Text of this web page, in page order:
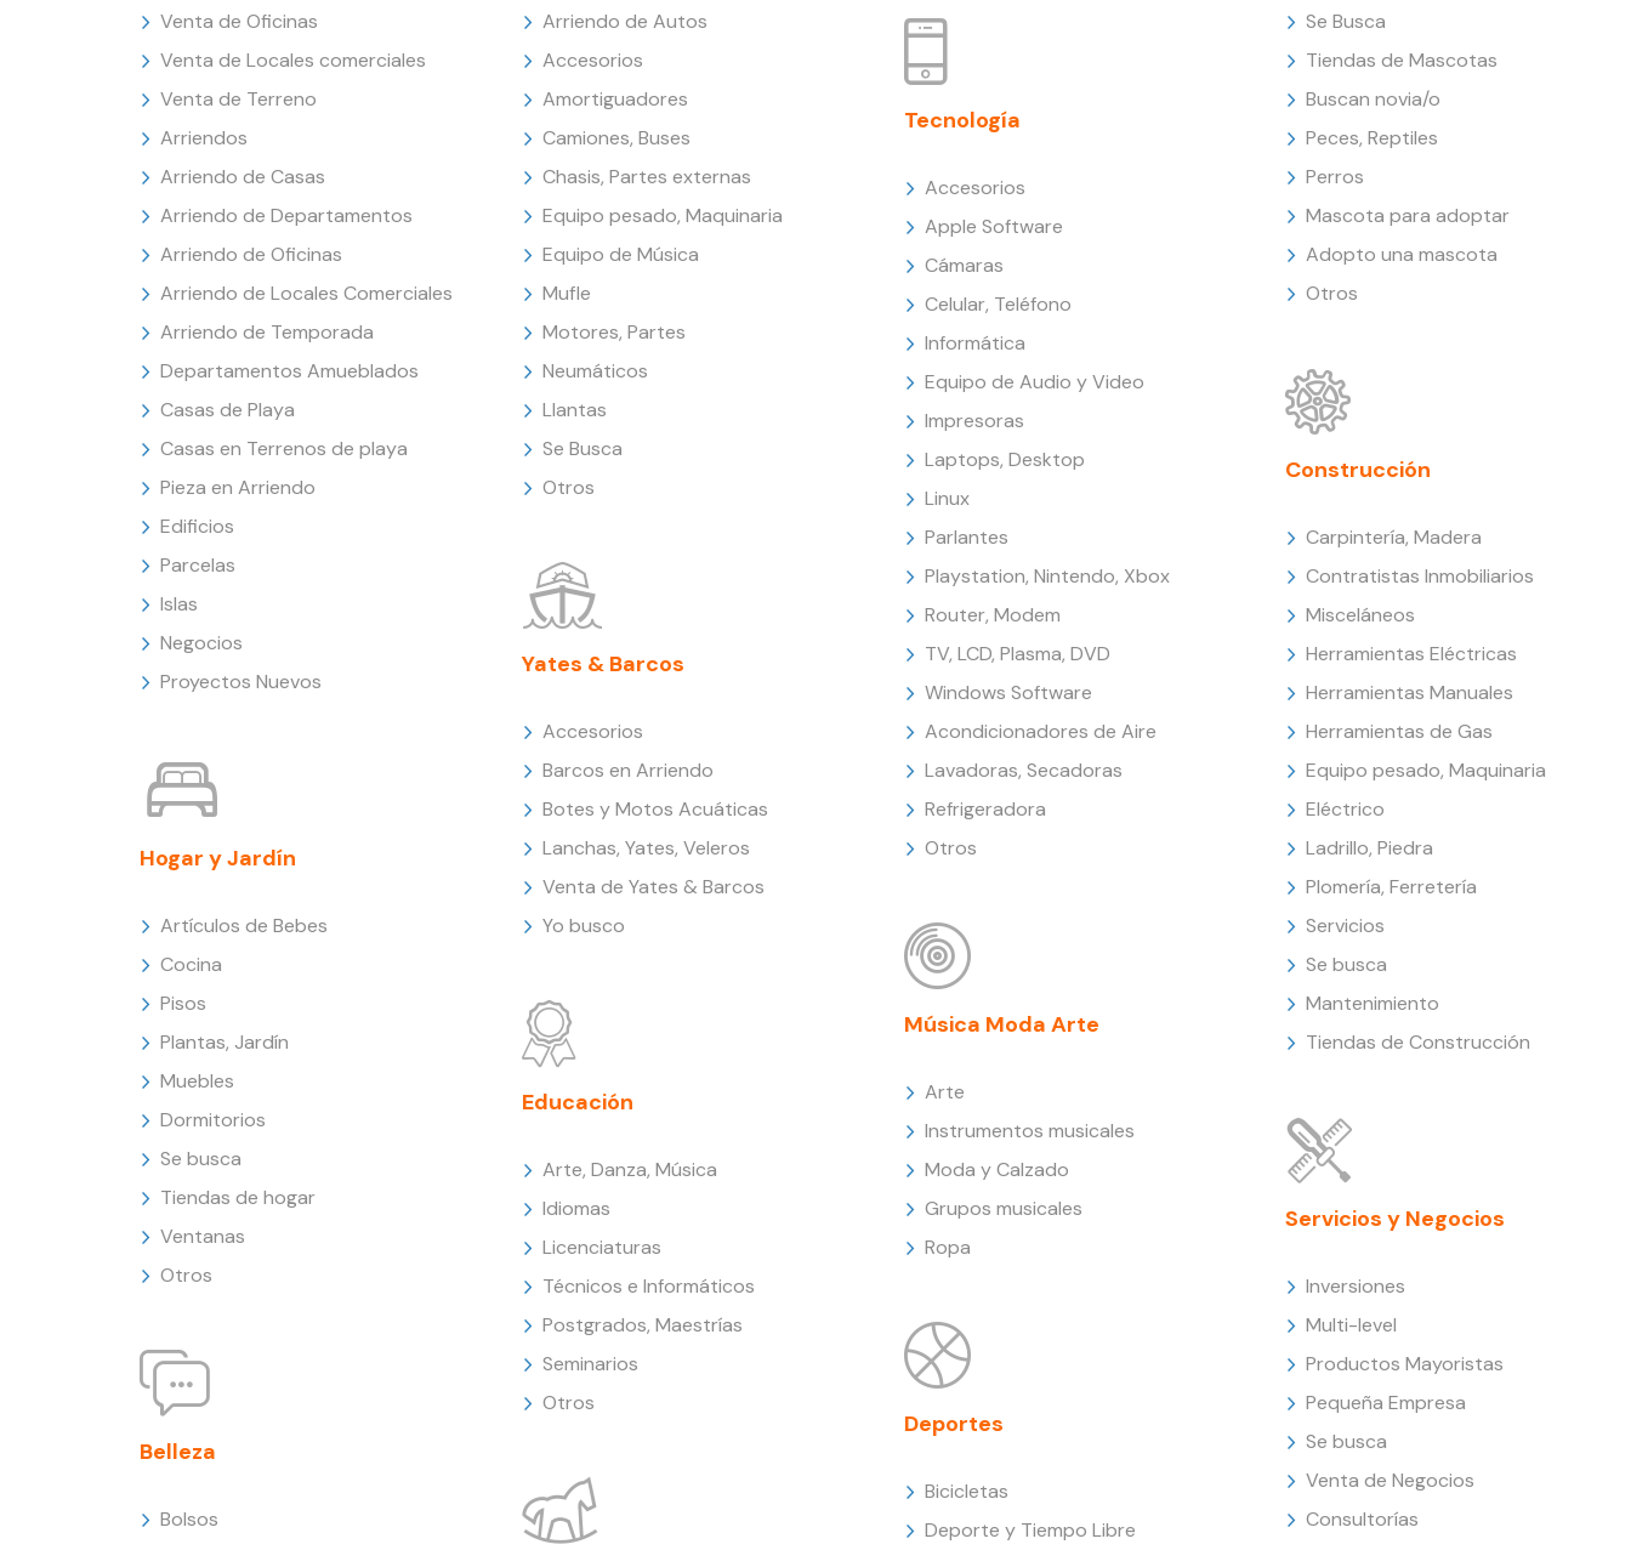
Venta de Oficinas
Venta de Locales comerciales
Venta de Terreno
Arriendos
Arriendo de Casas
Arriendo de Departamentos
Arriendo de Oficinas
Arriendo de Locales Comerciales
Arriendo de Temporada
Departamentos Amueblados
Casas de Playa
Casas en Terrenos de playa
Pieza en Arriendo
Edificios
Parcelas
Islas
Negocios
Proyectos Nuevos
Hogar y Jardín
Artículos de Bebes
Cocina
Pisos
Plantas, Jardín
Muebles
Dormitorios
Se busca
Tiendas de hogar
Ventanas
Otros
Belleza
Bolsos
Arriendo de Autos
Accesorios
Amortiguadores
Camiones, Buses
Chasis, Partes externas
Equipo pesado, Maquinaria
Equipo de Música
Mufle
Motores, Partes
Neumáticos
Llantas
Se Busca
Otros
Yates & Barcos
Accesorios
Barcos en Arriendo
Botes y Motos Acuáticas
Lanchas, Yates, Veleros
Venta de Yates & Barcos
Yo busco
Educación
Arte, Danza, Música
Idiomas
Licenciaturas
Técnicos e Informáticos
Postgrados, Maestrías
Seminarios
Otros
Tecnología
Accesorios
Apple Software
Cámaras
Celular, Teléfono
Informática
Equipo de Audio y Video
Impresoras
Laptops, Desktop
Linux
Parlantes
Playstation, Nintendo, Xbox
Router, Modem
TV, LCD, Plasma, DVD
Windows Software
Acondicionadores de Aire
Lavadoras, Secadoras
Refrigeradora
Otros
Música Moda Arte
Arte
Instrumentos musicales
Moda y Calzado
Grupos musicales
Ropa
Deportes
Bicicletas
Deporte y Tiempo Libre
Se Busca
Tiendas de Mascotas
Buscan novia/o
Peces, Reptiles
Perros
Mascota para adoptar
Adopto una mascota
Otros
Construcción
Carpintería, Madera
Contratistas Inmobiliarios
Misceláneos
Herramientas Eléctricas
Herramientas Manuales
Herramientas de Gas
Equipo pesado, Maquinaria
Eléctrico
Ladrillo, Piedra
Plomería, Ferretería
Servicios
Se busca
Mantenimiento
Tiendas de Construcción
Servicios y Negocios
Inversiones
Multi-level
Productos Mayoristas
Pequeña Empresa
Se busca
Venta de Negocios
Consultorías